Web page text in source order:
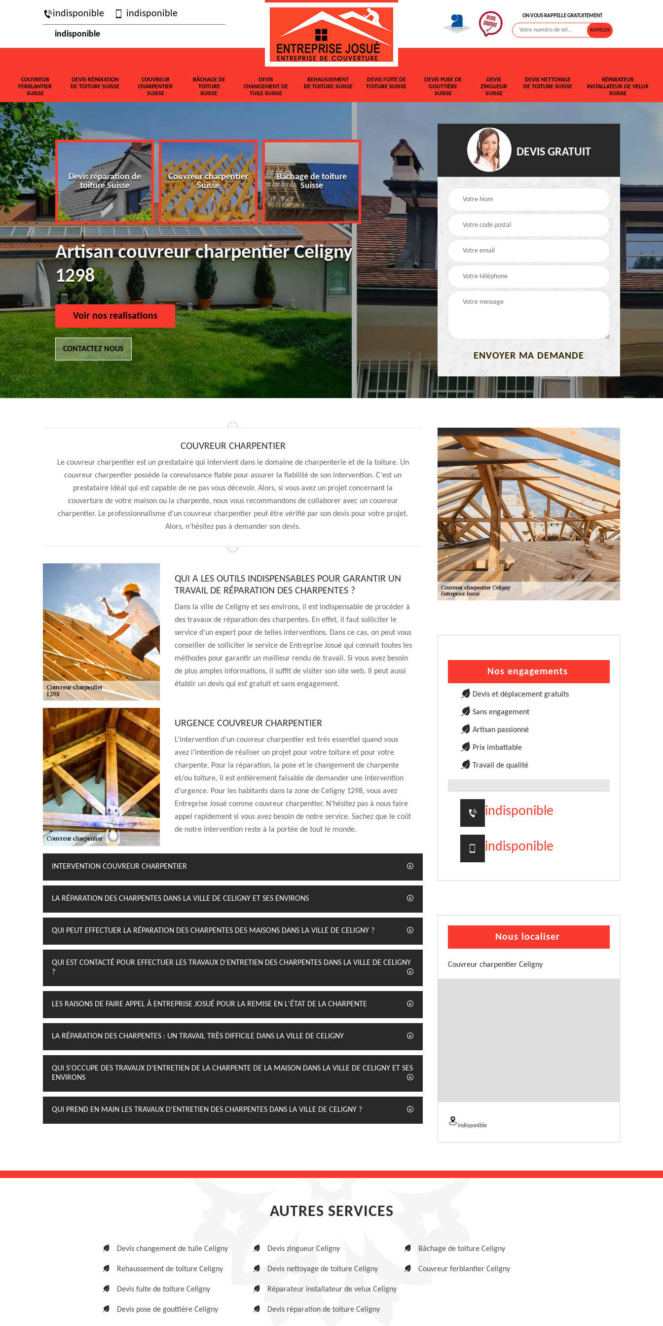
indisponible indisponible
indisponible
ON VOUS RAPPELLE GRATUITEMENT
COUVREUR
FERBLANTIER
SUISSE
DEVIS RÉPARATION
DE TOITURE SUISSE
COUVREUR
CHARPENTIER
SUISSE
BÂCHAGE DE
TOITURE
SUISSE
DEVIS
CHANGEMENT DE
TUILE SUISSE
REHAUSSEMENT
DE TOITURE SUISSE
DEVIS FUITE DE
TOITURE SUISSE
DEVIS POSE DE
GOUTTIÈRE
SUISSE
DEVIS
ZINGUEUR
SUISSE
DEVIS NETTOYAGE
DE TOITURE SUISSE
RÉPARATEUR
INSTALLATEUR DE VELUX
SUISSE
Devis réparation de
toiture Suisse
Couvreur charpentier
Suisse
Bâchage de toiture
Suisse
Devis changement de
tuile Suisse
Rehaussement de
Devis fuite de toiture
Suisse
Artisan couvreur charpentier Celigny
1298
Voir nos realisations
CONTACTEZ NOUS
DEVIS GRATUIT
COUVREUR CHARPENTIER
Le couvreur charpentier est un prestataire qui intervient dans le domaine de charpenterie et de la toiture. Un
couvreur charpentier possède la connaissance fiable pour assurer la fiabilité de son intervention. C’est un
prestataire idéal qui est capable de ne pas vous décevoir. Alors, si vous avez un projet concernant la
couverture de votre maison ou la charpente, nous vous recommandons de collaborer avec un couvreur
charpentier. Le professionnalisme d’un couvreur charpentier peut être vérifié par son devis pour votre projet.
Alors, n’hésitez pas à demander son devis.
QUI A LES OUTILS INDISPENSABLES POUR GARANTIR UN
TRAVAIL DE RÉPARATION DES CHARPENTES ?
Dans la ville de Celigny et ses environs, il est indispensable de procéder à
des travaux de réparation des charpentes. En effet, il faut solliciter le
service d'un expert pour de telles interventions. Dans ce cas, on peut vous
conseiller de solliciter le service de Entreprise Josué qui connait toutes les
méthodes pour garantir un meilleur rendu de travail. Si vous avez besoin
de plus amples informations, il suffit de visiter son site web. Il peut aussi
établir un devis qui est gratuit et sans engagement.
URGENCE COUVREUR CHARPENTIER
L’intervention d’un couvreur charpentier est très essentiel quand vous
avez l’intention de réaliser un projet pour votre toiture et pour votre
charpente. Pour la réparation, la pose et le changement de charpente
et/ou toiture, il est entièrement faisable de demander une intervention
d’urgence. Pour les habitants dans la zone de Celigny 1298, vous avez
Entreprise Josué comme couvreur charpentier. N’hésitez pas à nous faire
appel rapidement si vous avez besoin de notre service. Sachez que le coût
de notre intervention reste à la portée de tout le monde.
INTERVENTION COUVREUR CHARPENTIER
LA RÉPARATION DES CHARPENTES DANS LA VILLE DE CELIGNY ET SES ENVIRONS
QUI PEUT EFFECTUER LA RÉPARATION DES CHARPENTES DES MAISONS DANS LA VILLE DE CELIGNY ?
QUI EST CONTACTÉ POUR EFFECTUER LES TRAVAUX D'ENTRETIEN DES CHARPENTES DANS LA VILLE DE CELIGNY
?
LES RAISONS DE FAIRE APPEL À ENTREPRISE JOSUÉ POUR LA REMISE EN L'ÉTAT DE LA CHARPENTE
LA RÉPARATION DES CHARPENTES : UN TRAVAIL TRÈS DIFFICILE DANS LA VILLE DE CELIGNY
QUI S'OCCUPE DES TRAVAUX D'ENTRETIEN DE LA CHARPENTE DE LA MAISON DANS LA VILLE DE CELIGNY ET SES
ENVIRONS
QUI PREND EN MAIN LES TRAVAUX D'ENTRETIEN DES CHARPENTES DANS LA VILLE DE CELIGNY ?
Nos engagements
Devis et déplacement gratuits
Sans engagement
Artisan passionné
Prix imbattable
Travail de qualité
indisponible
indisponible
Nous localiser
Couvreur charpentier Celigny
indisponible
AUTRES SERVICES
Devis changement de tuile Celigny
Rehaussement de toiture Celigny
Devis fuite de toiture Celigny
Devis pose de gouttière Celigny
Devis zingueur Celigny
Devis nettoyage de toiture Celigny
Réparateur installateur de velux Celigny
Devis réparation de toiture Celigny
Bâchage de toiture Celigny
Couvreur ferblantier Celigny